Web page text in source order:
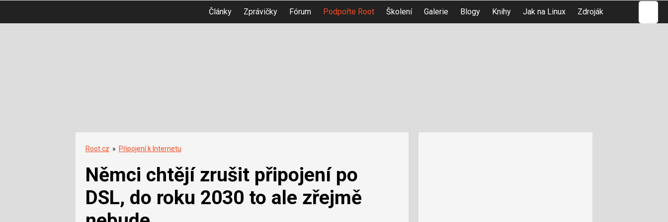
Články Zprávičky Fórum Podpořte Root Školení Galerie Blogy Knihy Jak na Linux Zdroják
Root.cz » Připojení k Internetu
Němci chtějí zrušit připojení po
DSL, do roku 2030 to ale zřejmě